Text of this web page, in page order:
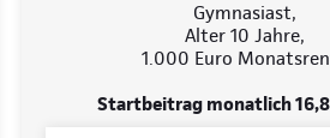
Gymnasiast,
Alter 10 Jahre,
1.000 Euro
Startbeitrag monatlich